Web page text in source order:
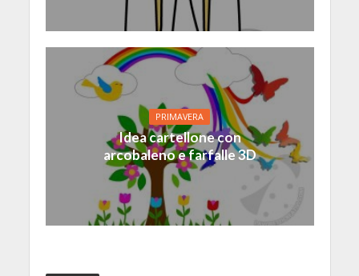
PRIMAVERA
Idea cartellone con
arcobaleno e farfalle 3D